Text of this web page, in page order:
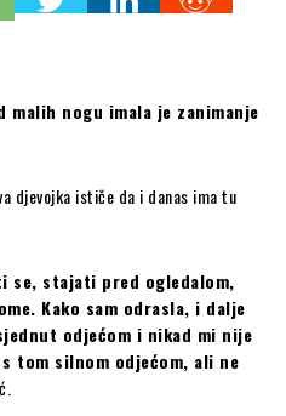
malih nogu imala je zanimanje
djevojka ističe da i danas ima tu
se, stajati pred ogledalom,
Kako sam odrasla, i dalje
odjećom i nikad mi nije
tom silnom odjećom, ali ne